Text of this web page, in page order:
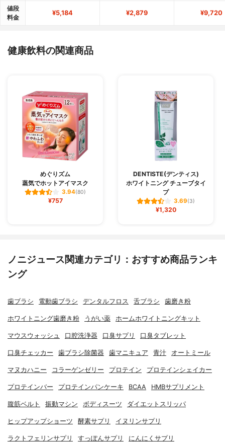
値段
料金
¥5,184 ¥2,879 ¥9,720
健康飲料の関連商品
めぐりズム
蒸気でホットアイマスク
3.94(80)
¥757
DENTISTE(デンティス)
ホワイトニング チューブタイ
プ
3.69(3)
¥1,320
ノニジュース関連カテゴリ：おすすめ商品ランキ
ング
歯ブラシ 電動歯ブラシ デンタルフロス 舌ブラシ 歯磨き粉
ホワイトニング歯磨き粉 うがい薬 ホームホワイトニングキット
マウスウォッシュ 口腔洗浄器 口臭サプリ 口臭タブレット
口臭チェッカー 歯ブラシ除菌器 歯マニキュア 青汁 オートミール
マヌカハニー コラーゲンゼリー プロテイン プロテインシェイカー
プロテインバー プロテインパンケーキ BCAA HMBサプリメント
腹筋ベルト 振動マシン ボディスーツ ダイエットスリッパ
ヒップアップショーツ 酵素サプリ イヌリンサプリ
ラクトフェリンサプリ すっぽんサプリ にんにくサプリ